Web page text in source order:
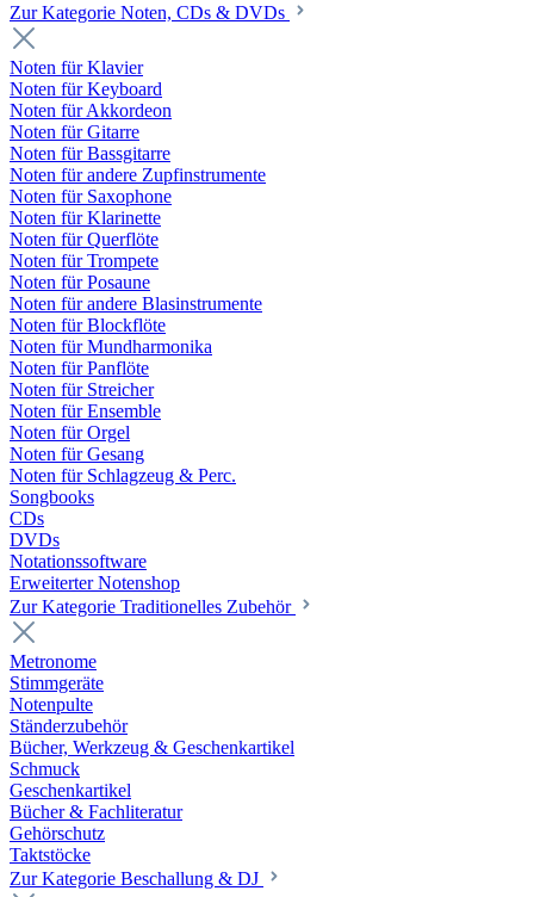
Zur Kategorie Noten, CDs & DVDs
Noten für Klavier
Noten für Keyboard
Noten für Akkordeon
Noten für Gitarre
Noten für Bassgitarre
Noten für andere Zupfinstrumente
Noten für Saxophone
Noten für Klarinette
Noten für Querflöte
Noten für Trompete
Noten für Posaune
Noten für andere Blasinstrumente
Noten für Blockflöte
Noten für Mundharmonika
Noten für Panflöte
Noten für Streicher
Noten für Ensemble
Noten für Orgel
Noten für Gesang
Noten für Schlagzeug & Perc.
Songbooks
CDs
DVDs
Notationssoftware
Erweiterter Notenshop
Zur Kategorie Traditionelles Zubehör
Metronome
Stimmgeräte
Notenpulte
Ständerzubehör
Bücher, Werkzeug & Geschenkartikel
Schmuck
Geschenkartikel
Bücher & Fachliteratur
Gehörschutz
Taktstöcke
Zur Kategorie Beschallung & DJ